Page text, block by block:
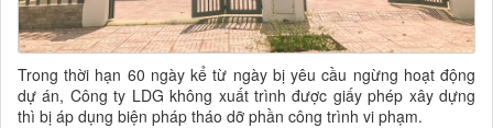
Trong thời hạn 60 ngày kể từ ngày bị yêu cầu ngừng hoạt động
dự án, Công ty LDG không xuất trình được giấy phép xây dựng
thì bị áp dụng biện pháp tháo dỡ phần công trình vi phạm.